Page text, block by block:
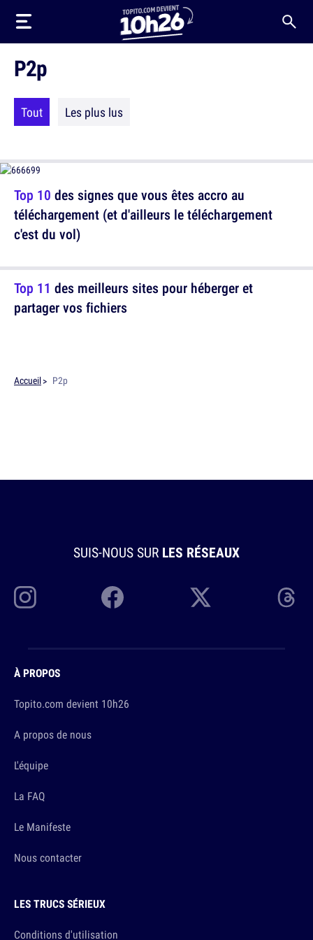
P2p
Tout Les plus lus
Top 10 des signes que vous êtes accro au
téléchargement (et d'ailleurs le téléchargement
c'est du vol)
Top 11 des meilleurs sites pour héberger et
partager vos fichiers
Accueil P2p
SUIS-NOUS SUR LES RÉSEAUX
À PROPOS
Topito.com devient 10h26
A propos de nous
L'équipe
La FAQ
Le Manifeste
Nous contacter
LES TRUCS SÉRIEUX
Conditions d'utilisation